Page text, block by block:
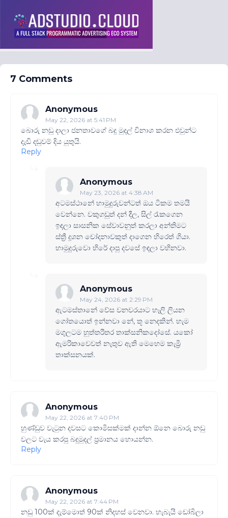
7 Comments
Anonymous
May 22, 2026 at 5:41 PM
බොරු නඩු දාලා ජනතාවගේ බදු මුදල් විනාශ කරන එවුන්ට
දැඩි දඬුවම් දිය යුතුයි.
Reply
Anonymous
May 23, 2026 at 4:38 AM
අටමස්ථානේ හාමුදුරුවන්ටත් ඔය ටිකම තමයි
වෙන්නෙ. වකුගඩුත් දන් දීල, සිල් ‍රැකගෙන
ඉඳලා සාසනික සේවාවනුත් කරලා අන්තිමට
ස්ත්‍රී දූශන චෝදනාවකුත් දාගෙන හිරෙත් ගියා.
හාමුදුරුවො හිරේ දාපු දවසේ ඉඳලා වහිනවා.
Anonymous
May 24, 2026 at 2:29 PM
ඇටමස්තානේ වේස වනචරයාට හෑලි ලියන
ගෝතයොත් ඉන්නවා නේ, තූ නෙදකින්. හැම
මගුලටම හුත්තරීතර තාක්සනිකදෝසේ. යකෝ
ඇමරිකාවෙවත් නැතුව ඇති මෙහෙම කැම්‍රි
තාක්සනයක්.
Anonymous
May 22, 2026 at 7:40 PM
හුණ්ඩුව වැටුන දවසට කොමිසක්මක් දාන්න ඕනෙ බොරු නඩු
වලට වැය කරපු බදුමුදල් ප්‍රමානය හොයන්න.
Reply
Anonymous
May 22, 2026 at 7:44 PM
නඩු 100ක් දැම්මොත් 90ක් නිදහස් වෙනවා. හැබැයි ඩෝබිලා